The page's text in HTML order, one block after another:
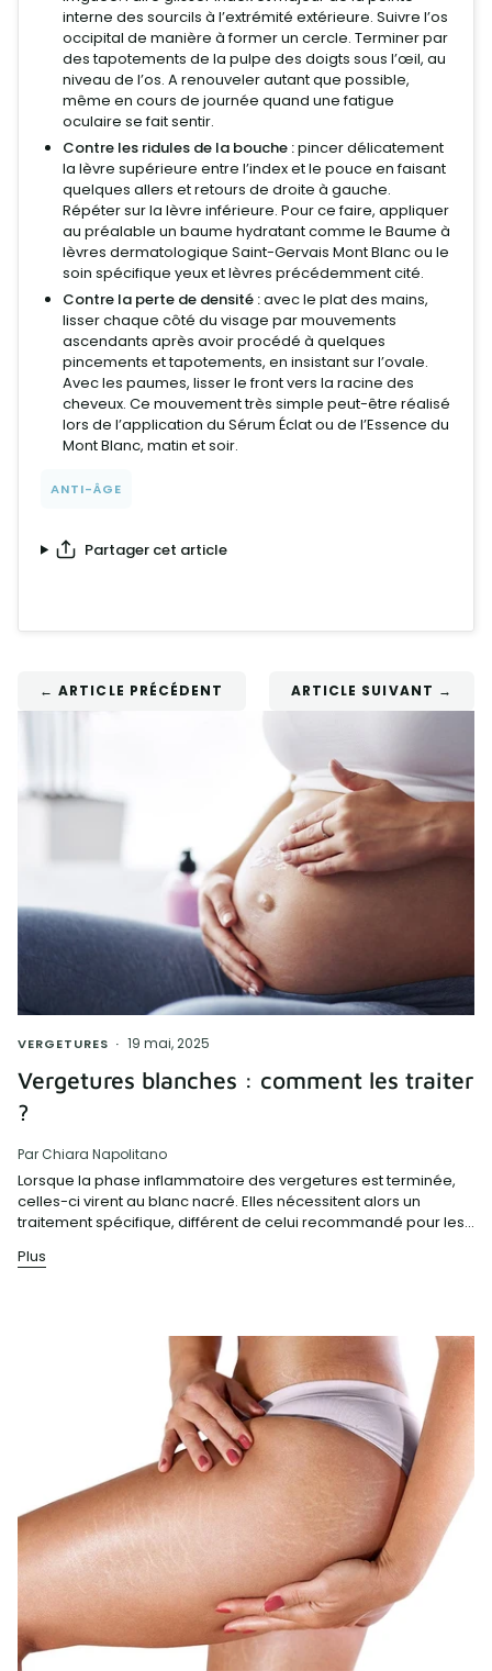
interne des sourcils à l’extrémité extérieure. Suivre l’os
occipital de manière à former un cercle. Terminer par
des tapotements de la pulpe des doigts sous l’œil, au
niveau de l’os. A renouveler autant que possible,
même en cours de journée quand une fatigue
oculaire se fait sentir.
Contre les ridules de la bouche :pincer délicatement
la lèvre supérieure entre l’index et le pouce en faisant
quelques allers et retours de droite à gauche.
Répéter sur la lèvre inférieure. Pour ce faire, appliquer
au préalable un baume hydratant comme le Baume à
lèvres dermatologique Saint-Gervais Mont Blanc ou le
soin spécifique yeux et lèvres précédemment cité.
Contre la perte de densité :avec le plat des mains,
lisser chaque côté du visage par mouvements
ascendants après avoir procédé à quelques
pincements et tapotements, en insistant sur l’ovale.
Avec les paumes, lisser le front vers la racine des
cheveux. Ce mouvement très simple peut-être réalisé
lors de l’application du Sérum Éclat ou de l’Essence du
Mont Blanc, matin et soir.
ANTI-ÂGE
Partager cet article
← ARTICLE PRÉCÉDENT ARTICLE SUIVANT →
VERGETURES 19 mai, 2025
Vergetures blanches : comment les traiter
?
Par Chiara Napolitano
Lorsque la phase inflammatoire des vergetures est terminée,
celles-ci virent au blanc nacré. Elles nécessitent alors un
traitement spécifique, différent de celui recommandé pour les...
Plus